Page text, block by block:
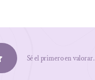
Sé el primero en valorar.